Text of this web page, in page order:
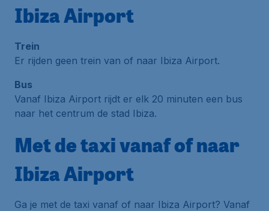
Ibiza Airport
Trein
Er rijden geen trein van of naar Ibiza Airport.
Bus
Vanaf Ibiza Airport rijdt er elk 20 minuten een bus
naar het centrum de stad Ibiza.
Met de taxi vanaf of naar
Ibiza Airport
Ga je met de taxi vanaf of naar Ibiza Airport? Vanaf